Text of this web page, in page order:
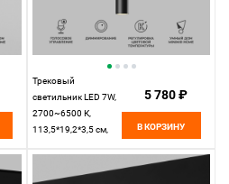
Трековый
светильник LED 7W,
2700~6500 К,
113,5*19,2*3,5 см,
Magnetic 85072/01
5 780 ₽
В КОРЗИНУ